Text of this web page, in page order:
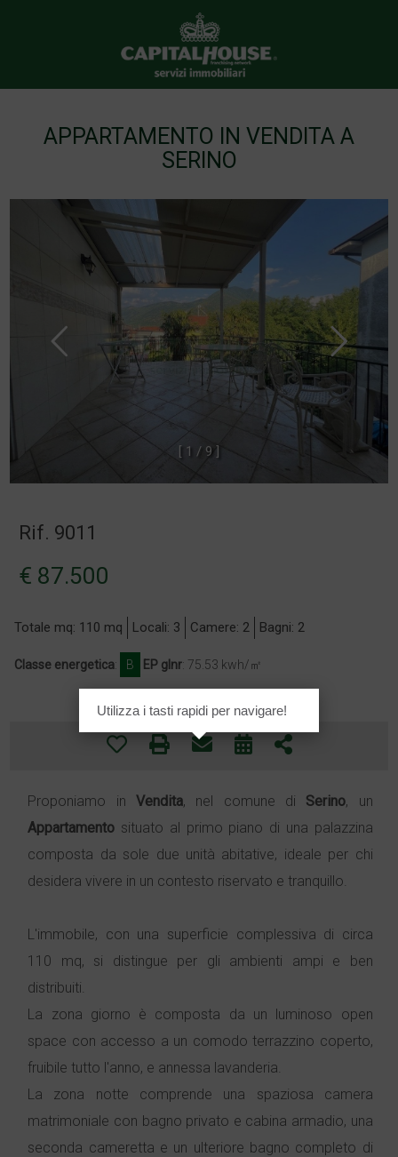
APPARTAMENTO IN VENDITA A
SERINO
[ 1 / 9 ]
Rif. 9011
€ 87.500
Totale mq: 110 mq Locali: 3 Camere: 2 Bagni: 2
Classe energetica: B EP glnr: 75.53 kwh/㎡
Proponiamo in Vendita, nel comune di Serino, un
Appartamento situato al primo piano di una palazzina
composta da sole due unità abitative, ideale per chi
desidera vivere in un contesto riservato e tranquillo.
L'immobile, con una superficie complessiva di circa
110 mq, si distingue per gli ambienti ampi e ben
distribuiti.
La zona giorno è composta da un luminoso open
space con accesso a un comodo terrazzino coperto,
fruibile tutto l'anno, e annessa lavanderia.
La zona notte comprende una spaziosa camera
matrimoniale con bagno privato e cabina armadio, una
seconda cameretta e un ulteriore bagno completo di
Utilizza i tasti rapidi per navigare!